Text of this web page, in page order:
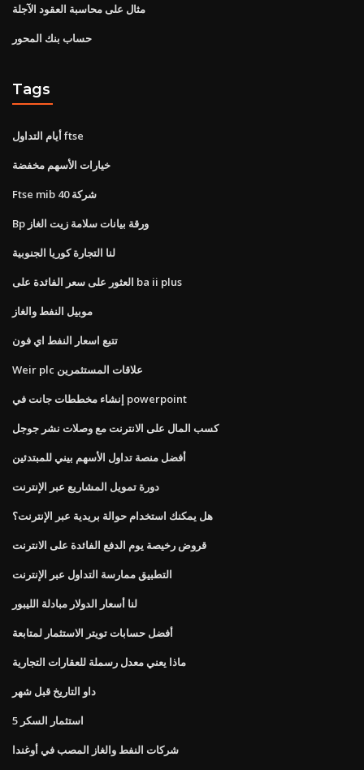
مثال على محاسبة العقود الآجلة
حساب بنك المحور
Tags
أيام التداول ftse
خيارات الأسهم مخفضة
Ftse mib 40 شركة
Bp ورقة بيانات سلامة زيت الغاز
لنا التجارة كوريا الجنوبية
العثور على سعر الفائدة على ba ii plus
موبيل النفط والغاز
تتبع اسعار النفط اي فون
Weir plc علاقات المستثمرين
إنشاء مخططات جانت في powerpoint
كسب المال على الانترنت مع وصلات نشر جوجل
أفضل منصة تداول الأسهم بيني للمبتدئين
دورة تمويل المشاريع عبر الإنترنت
هل يمكنك استخدام حوالة بريدية عبر الإنترنت؟
قروض رخيصة يوم الدفع الفائدة على الانترنت
التطبيق ممارسة التداول عبر الإنترنت
لنا أسعار الدولار مبادلة الليبور
أفضل حسابات تويتر الاستثمار لمتابعة
ماذا يعني معدل رسملة للعقارات التجارية
داو التاريخ قبل شهر
استثمار السكر 5
شركات النفط والغاز المصب في أوغندا